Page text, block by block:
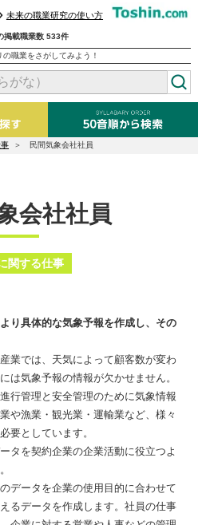
掲載職業数 533件
職業をさがしてみよう！
未来の職業研究の使い方
民間気象会社社員
会社社員
関する仕事
り具体的な気象予報を作成し、その
業では、天気によって顧客数が変わ
は気象予報の情報が欠かせません。
行管理と安全管理のために気象情報
や漁業・観光業・運輸業など、様々
要としています。
タを契約企業の企業活動に役立つよ
データを企業の使用目的に合わせて
るデータを作成します。社員の仕事